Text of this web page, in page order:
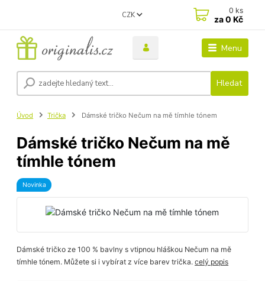
Menu
CZK
Hledat
0 ks
za0 Kč
Úvod Trička Dámské tričko Nečum na mě tímhle tónem
Dámské tričko Nečum na mě
tímhle tónem
Novinka
Dámské tričko ze 100 % bavlny s vtipnou hláškou Nečum na mě
tímhle tónem. Můžete si i vybírat z více barev trička.celý popis